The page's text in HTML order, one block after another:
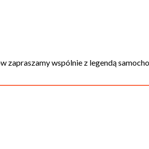
wspólnie z legendą